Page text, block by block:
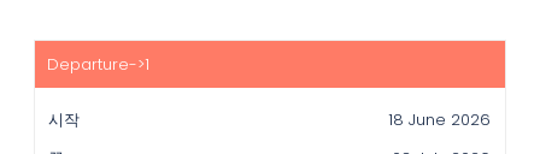
시
작
끝
18 June 2026